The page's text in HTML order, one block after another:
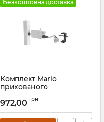
Безкоштовна доставка
Комплект Mario
прихованого
трубу) білий глянець
Артикул:3.0.1000.0.P-WG
972,00 грн